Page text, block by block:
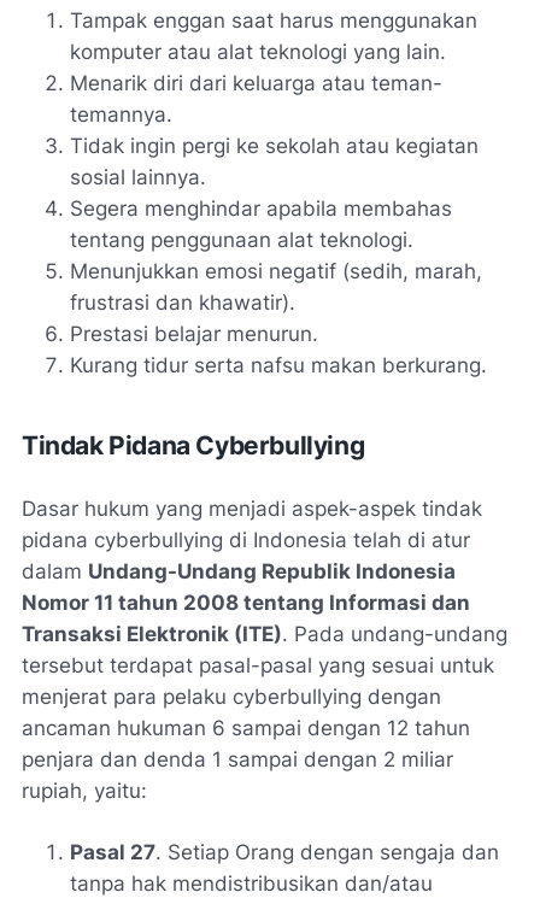
Tampak enggan saat harus menggunakan
komputer atau alat teknologi yang lain.
Menarik diri dari keluarga atau teman-
temannya.
Tidak ingin pergi ke sekolah atau kegiatan
sosial lainnya.
Segera menghindar apabila membahas
tentang penggunaan alat teknologi.
Menunjukkan emosi negatif (sedih, marah,
frustrasi dan khawatir).
Prestasi belajar menurun.
Kurang tidur serta nafsu makan berkurang.
Tindak Pidana Cyberbullying
Dasar hukum yang menjadi aspek-aspek tindak
pidana cyberbullying di Indonesia telah di atur
dalam Undang-Undang Republik Indonesia
Nomor 11 tahun 2008 tentang Informasi dan
Transaksi Elektronik (ITE). Pada undang-undang
tersebut terdapat pasal-pasal yang sesuai untuk
menjerat para pelaku cyberbullying dengan
ancaman hukuman 6 sampai dengan 12 tahun
penjara dan denda 1 sampai dengan 2 miliar
rupiah, yaitu:
Pasal 27. Setiap Orang dengan sengaja dan
tanpa hak mendistribusikan dan/atau